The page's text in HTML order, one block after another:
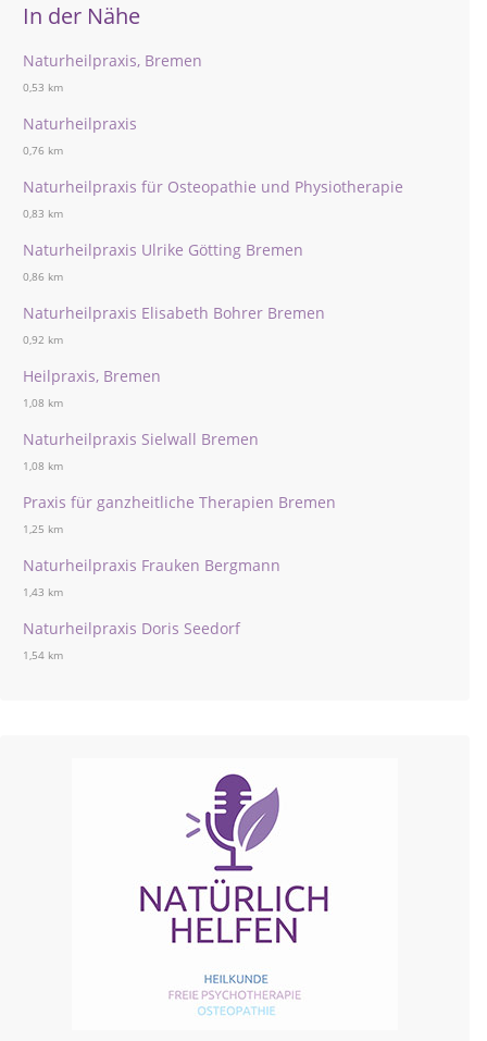
In der Nähe
Naturheilpraxis, Bremen
0,53 km
Naturheilpraxis
0,76 km
Naturheilpraxis für Osteopathie und Physiotherapie
0,83 km
Naturheilpraxis Ulrike Götting Bremen
0,86 km
Naturheilpraxis Elisabeth Bohrer Bremen
0,92 km
Heilpraxis, Bremen
1,08 km
Naturheilpraxis Sielwall Bremen
1,08 km
Praxis für ganzheitliche Therapien Bremen
1,25 km
Naturheilpraxis Frauken Bergmann
1,43 km
Naturheilpraxis Doris Seedorf
1,54 km